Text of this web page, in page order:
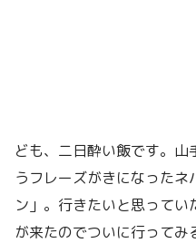
ども、二日酔い飯です。
うフレーズがきになった
ン」。行きたいと思って
が来たのでついに行って